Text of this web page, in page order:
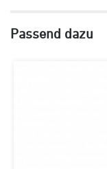
Passend dazu